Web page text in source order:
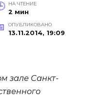
НА ЧТЕНИЕ
2 мин
ОПУБЛИКОВАНО
13.11.2014, 19:09
зале Санкт-